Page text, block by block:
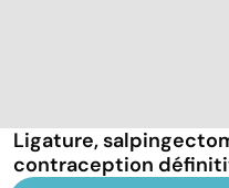
Ligature,
contraception